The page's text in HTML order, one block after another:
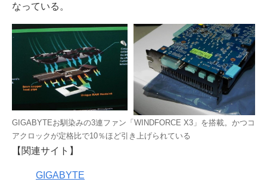
なっている。
GIGABYTEお馴染みの3連ファン「WINDFORCE X3」を搭載。かつコ
アクロックが定格比で10％ほど引き上げられている
【関連サイト】
GIGABYTE